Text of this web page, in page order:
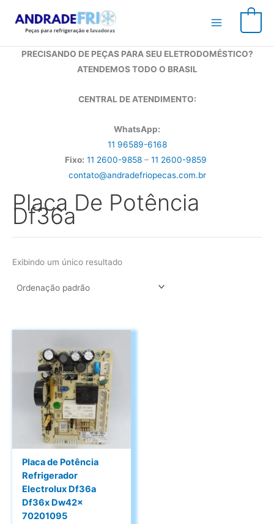
para
conteúdo
PRECISANDO DE PEÇAS PARA SEU ELETRODOMÉSTICO?
ATENDEMOS TODO O BRASIL
CENTRAL DE ATENDIMENTO:
WhatsApp:
11 96589-6168
Fixo: 11 2600-9858 – 11 2600-9859
contato@andradefriopecas.com.br
Placa De Potência
Df36a
Exibindo um único resultado
Placa de Potência
Refrigerador
Electrolux Df36a
Df36x Dw42x
70201095